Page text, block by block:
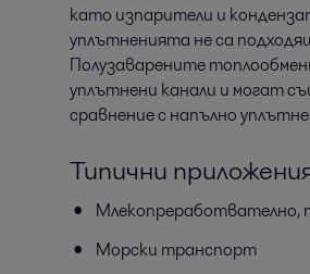
като изпарители и
уплътненията не са
Полузаварените
уплътнени канали и могат
сравнение с напълно
Типични
Млекопреработвателно,
Морски транспорт